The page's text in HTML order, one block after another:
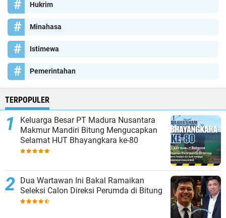
Hukrim
Minahasa
Istimewa
Pemerintahan
TERPOPULER
Keluarga Besar PT Madura Nusantara
Makmur Mandiri Bitung Mengucapkan
Selamat HUT Bhayangkara ke-80
Dua Wartawan Ini Bakal Ramaikan
Seleksi Calon Direksi Perumda di Bitung